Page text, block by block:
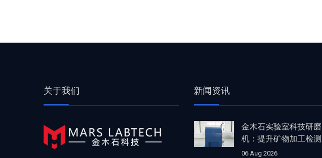
关于我们 新闻资讯
金木石实验室科技研磨
机：提升矿物加工检测
的效率与细度表现
06 Aug 2026